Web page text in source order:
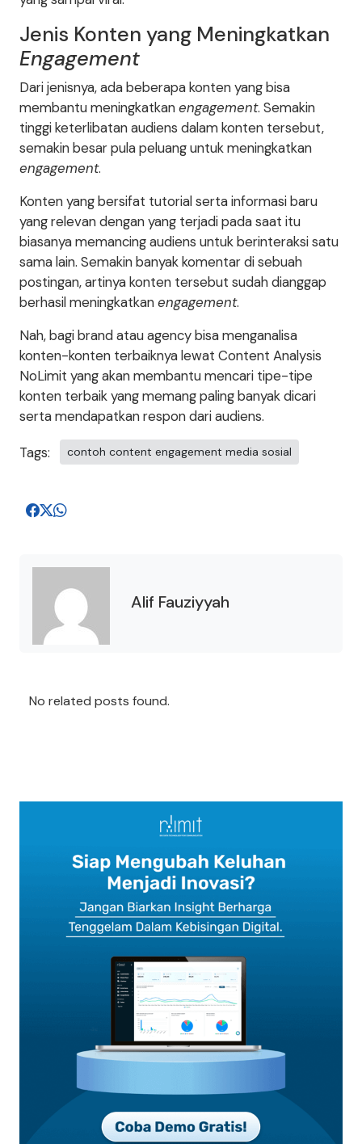
Jenis Konten yang Meningkatkan
Engagement
Dari jenisnya, ada beberapa konten yang bisa
membantu meningkatkanengagement. Semakin
tinggi keterlibatan audiens dalam konten tersebut,
semakin besar pula peluang untuk meningkatkan
engagement.
Konten yang bersifat tutorial serta informasi baru
yang relevan dengan yang terjadi pada saat itu
biasanya memancing audiens untuk berinteraksi satu
sama lain. Semakin banyak komentar di sebuah
postingan, artinya konten tersebut sudah dianggap
berhasil meningkatkanengagement.
Nah, bagi brand atau agency bisa menganalisa
konten-konten terbaiknya lewat Content Analysis
NoLimit yang akan membantu mencari tipe-tipe
konten terbaik yang memang paling banyak dicari
serta mendapatkan respon dari audiens.
Tags: contoh content engagement media sosial
Alif Fauziyyah
No related posts found.